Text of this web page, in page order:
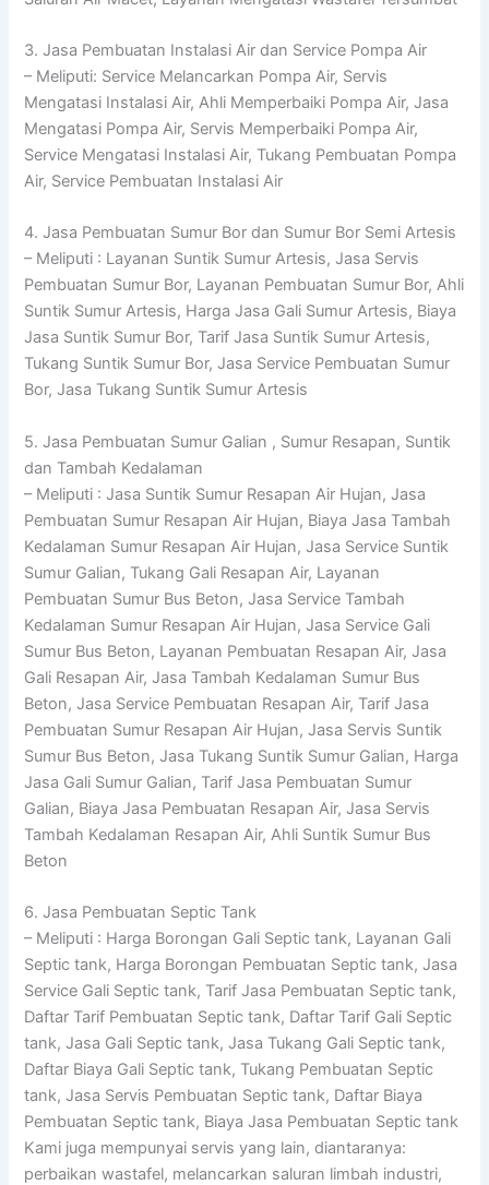
3. Jasa Pembuatan Instalasi Air dan Service Pompa Air
– Meliputi: Service Melancarkan Pompa Air, Servis
Mengatasi Instalasi Air, Ahli Memperbaiki Pompa Air, Jasa
Mengatasi Pompa Air, Servis Memperbaiki Pompa Air,
Service Mengatasi Instalasi Air, Tukang Pembuatan Pompa
Air, Service Pembuatan Instalasi Air
4. Jasa Pembuatan Sumur Bor dan Sumur Bor Semi Artesis
– Meliputi : Layanan Suntik Sumur Artesis, Jasa Servis
Pembuatan Sumur Bor, Layanan Pembuatan Sumur Bor, Ahli
Suntik Sumur Artesis, Harga Jasa Gali Sumur Artesis, Biaya
Jasa Suntik Sumur Bor, Tarif Jasa Suntik Sumur Artesis,
Tukang Suntik Sumur Bor, Jasa Service Pembuatan Sumur
Bor, Jasa Tukang Suntik Sumur Artesis
5. Jasa Pembuatan Sumur Galian , Sumur Resapan, Suntik
dan Tambah Kedalaman
– Meliputi : Jasa Suntik Sumur Resapan Air Hujan, Jasa
Pembuatan Sumur Resapan Air Hujan, Biaya Jasa Tambah
Kedalaman Sumur Resapan Air Hujan, Jasa Service Suntik
Sumur Galian, Tukang Gali Resapan Air, Layanan
Pembuatan Sumur Bus Beton, Jasa Service Tambah
Kedalaman Sumur Resapan Air Hujan, Jasa Service Gali
Sumur Bus Beton, Layanan Pembuatan Resapan Air, Jasa
Gali Resapan Air, Jasa Tambah Kedalaman Sumur Bus
Beton, Jasa Service Pembuatan Resapan Air, Tarif Jasa
Pembuatan Sumur Resapan Air Hujan, Jasa Servis Suntik
Sumur Bus Beton, Jasa Tukang Suntik Sumur Galian, Harga
Jasa Gali Sumur Galian, Tarif Jasa Pembuatan Sumur
Galian, Biaya Jasa Pembuatan Resapan Air, Jasa Servis
Tambah Kedalaman Resapan Air, Ahli Suntik Sumur Bus
Beton
6. Jasa Pembuatan Septic Tank
– Meliputi : Harga Borongan Gali Septic tank, Layanan Gali
Septic tank, Harga Borongan Pembuatan Septic tank, Jasa
Service Gali Septic tank, Tarif Jasa Pembuatan Septic tank,
Daftar Tarif Pembuatan Septic tank, Daftar Tarif Gali Septic
tank, Jasa Gali Septic tank, Jasa Tukang Gali Septic tank,
Daftar Biaya Gali Septic tank, Tukang Pembuatan Septic
tank, Jasa Servis Pembuatan Septic tank, Daftar Biaya
Pembuatan Septic tank, Biaya Jasa Pembuatan Septic tank
Kami juga mempunyai servis yang lain, diantaranya:
perbaikan wastafel, melancarkan saluran limbah industri,